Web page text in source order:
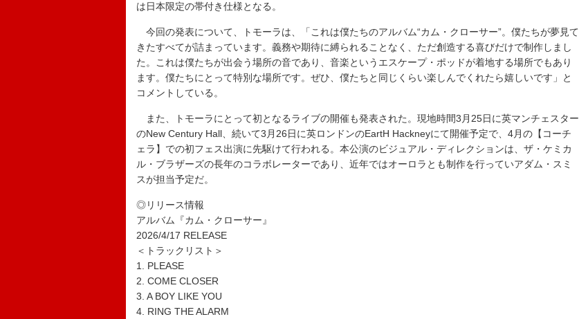
は日本限定の帯付き仕様となる。
今回の発表について、トモーラは、「これは僕たちのアルバム“カム・クローサー”。僕たちが夢見て
きたすべてが詰まっています。義務や期待に縛られることなく、ただ創造する喜びだけで制作しまし
た。これは僕たちが出会う場所の音であり、音楽というエスケープ・ポッドが着地する場所でもあり
ます。僕たちにとって特別な場所です。ぜひ、僕たちと同じくらい楽しんでくれたら嬉しいです」と
コメントしている。
また、トモーラにとって初となるライブの開催も発表された。現地時間3月25日に英マンチェスター
のNew Century Hall、続いて3月26日に英ロンドンのEartH Hackneyにて開催予定で、4月の【コーチ
ェラ】での初フェス出演に先駆けて行われる。本公演のビジュアル・ディレクションは、ザ・ケミカ
ル・ブラザーズの長年のコラボレーターであり、近年ではオーロラとも制作を行っていアダム・スミ
スが担当予定だ。
◎リリース情報
アルバム『カム・クローサー』
2026/4/17 RELEASE
＜トラックリスト＞
1. PLEASE
2. COME CLOSER
3. A BOY LIKE YOU
4. RING THE ALARM